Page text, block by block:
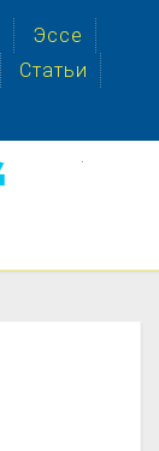
Эссе
Статьи
.